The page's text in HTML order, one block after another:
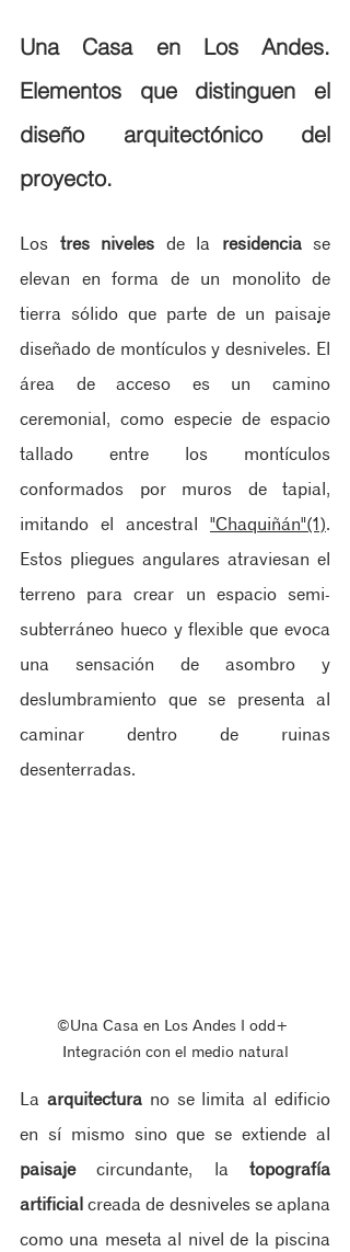
Una Casa en Los Andes.
Elementos que distinguen el
diseño arquitectónico del
proyecto.
Los tres niveles de la residencia se
elevan en forma de un monolito de
tierra sólido que parte de un paisaje
diseñado de montículos y desniveles. El
área de acceso es un camino
ceremonial, como especie de espacio
tallado entre los montículos
conformados por muros de tapial,
imitando el ancestral "Chaquiñán"(1).
Estos pliegues angulares atraviesan el
terreno para crear un espacio semi-
subterráneo hueco y flexible que evoca
una sensación de asombro y
deslumbramiento que se presenta al
caminar dentro de ruinas
desenterradas.
©Una Casa en Los Andes ‖ odd+
Integración con el medio natural
La arquitectura no se limita al edificio
paisaje circundante, la topografía
artificial creada de desniveles se aplana
como una meseta al nivel de la piscina